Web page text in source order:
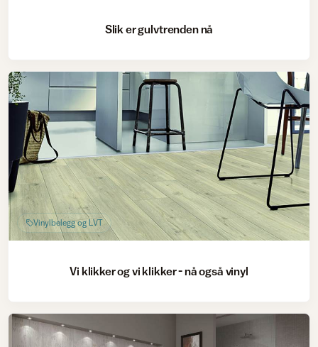
Slik er gulvtrenden nå
Vinylbelegg og LVT
Vi klikker og vi klikker - nå også vinyl